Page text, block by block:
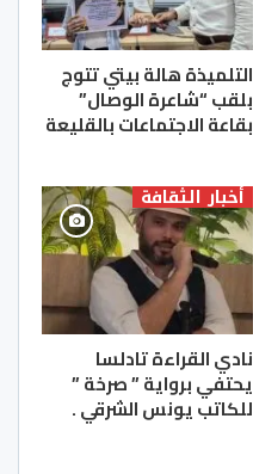
التلميذة هالة بيتي تتوج
بلقب “شاعرة الوصال”
بقاعة الاجتماعات بالقليعة
أخبار الثقافة
نادي القراءة تادلسا
يحتفي برواية ” صرخة ”
للكاتب يونس الشرقي .